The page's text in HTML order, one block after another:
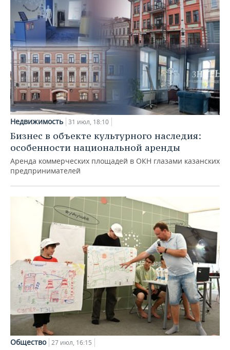
Недвижимость 31 июл, 18:10
Бизнес в объекте культурного наследия:
особенности национальной аренды
Аренда коммерческих площадей в ОКН глазами казанских
предпринимателей
Общество 27 июл, 16:15